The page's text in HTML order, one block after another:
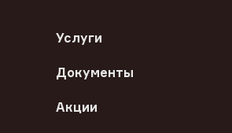
Услуги
Документы
Акции